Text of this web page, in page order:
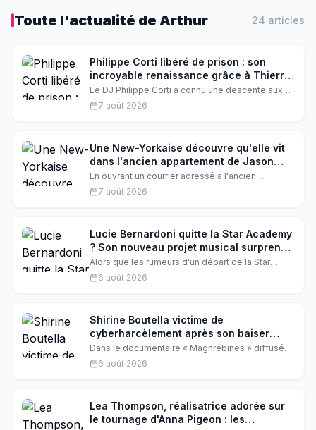
Toute l'actualité de Arthur 24 articles
Philippe Corti libéré de prison : son
incroyable renaissance grâce à Thierry
Ardisson
Le DJ Philippe Corti a connu une descente aux
enfers derrière les barreaux avant de renaître
médiatiquement. Dans un témoignage
chance que personne n'aurait osé parier.
7 août 2026
Une New-Yorkaise découvre qu'elle vit
dans l'ancien appartement de Jason
Sudeikis après avoir reçu son courrier
En ouvrant un courrier adressé à l'ancien
locataire, une jeune femme réalise qu'elle habite
l'appartement de Jason Sudeikis. Incrédule, elle
chaleureux.
7 août 2026
Lucie Bernardoni quitte la Star Academy
? Son nouveau projet musical surprend
tout le monde
Alors que les rumeurs d'un départ de la Star
Academy s'intensifient, Lucie Bernardoni a fait
une annonce inattendue. Elle dévoile un projet
6 août 2026
Shirine Boutella victime de
cyberharcèlement après son baiser
avec Tayc : elle brise le silence
Dans le documentaire « Maghrébines » diffusé
sur France TV, l'actrice Shirine Boutella revient
sur le violent cyberharcèlement qu'elle a subi
et le sexisme.
6 août 2026
Lea Thompson, réalisatrice adorée sur
le tournage d'Anna Pigeon : les